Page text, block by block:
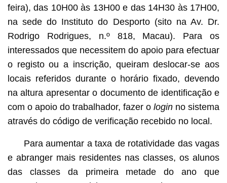
feira), das 10H00 às 13H00 e das 14H30 às 17H00,
na sede do Instituto do Desporto (sito na Av. Dr.
Rodrigo Rodrigues, n.º 818, Macau). Para os
interessados que necessitem do apoio para efectuar
o registo ou a inscrição, queiram deslocar-se aos
locais referidos durante o horário fixado, devendo
na altura apresentar o documento de identificação e
com o apoio do trabalhador, fazer ologin no sistema
através do código de verificação recebido no local.
Para aumentar a taxa de rotatividade das vagas
e abranger mais residentes nas classes, os alunos
das classes da primeira metade do ano que